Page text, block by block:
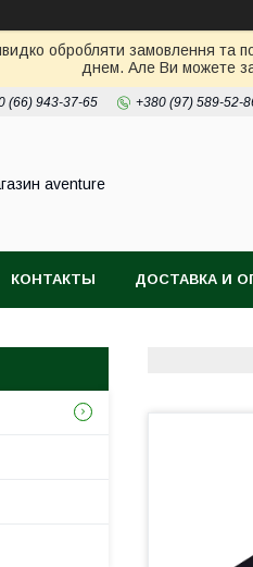
обробляти замовлення та
днем. Але Ви можете
(66) 943-37-65 +380 (97) 589-52-
aventure
КОНТАКТЫ ДОСТАВКА И